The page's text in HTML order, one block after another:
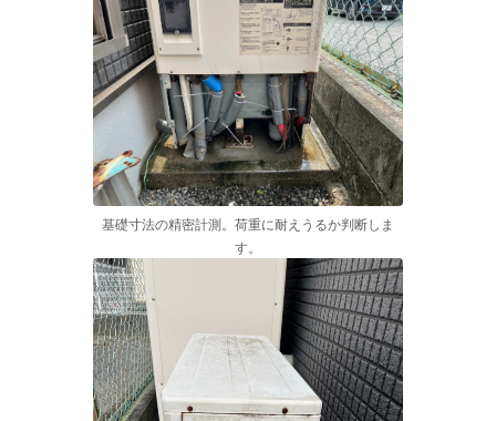
基礎寸法の精密計測。荷重に耐えうるか判断しま
す。